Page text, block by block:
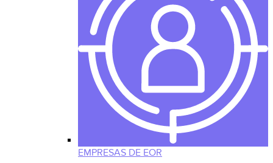
EMPRESAS DE EOR